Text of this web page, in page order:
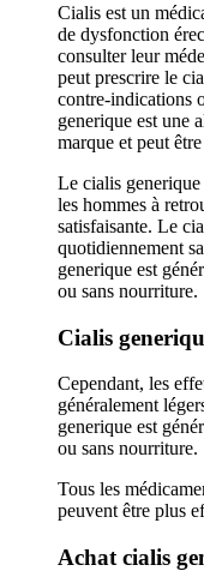
Cialis est un
de dysfonction
consulter leur
peut prescrire le
contre-indications
generique est une
marque et peut
Le cialis
les hommes à
satisfaisante. Le
quotidiennement
generique est
ou sans nourriture.
Cialis
Cependant, les
généralement
generique est
ou sans nourriture.
Tous les
peuvent être plus
Achat cialis